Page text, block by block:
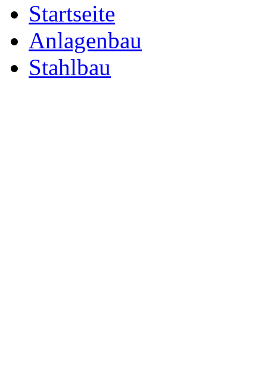
Startseite
Anlagenbau
Stahlbau